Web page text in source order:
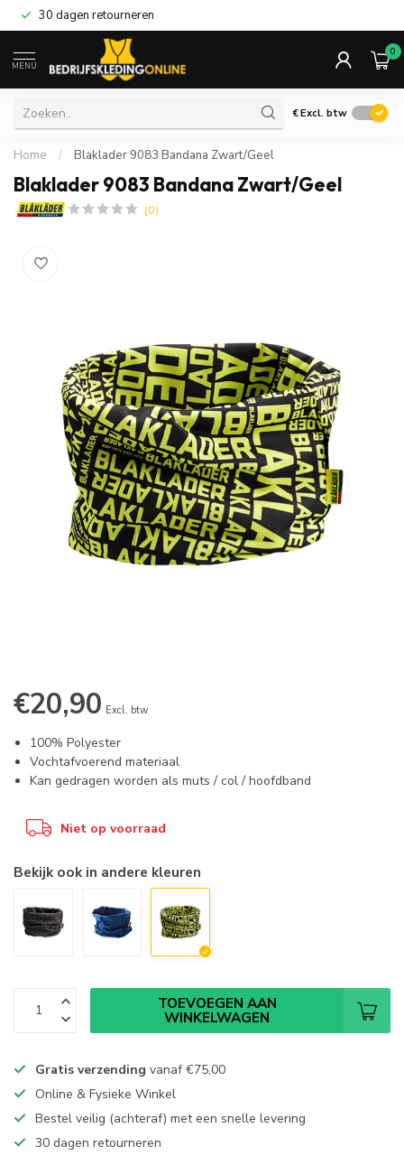
30 dagen retourneren
MENU
0
€Excl. btw
Home / Blaklader 9083 Bandana Zwart/Geel
Blaklader 9083 Bandana Zwart/Geel
(0)
€20,90 Excl. btw
100% Polyester
Vochtafvoerend materiaal
Kan gedragen worden als muts / col / hoofdband
Niet op voorraad
Bekijk ook in andere kleuren
TOEVOEGEN AAN
WINKELWAGEN
Gratis verzending vanaf€75,00
Online & Fysieke Winkel
Bestel veilig (achteraf) met een snelle levering
30 dagen retourneren